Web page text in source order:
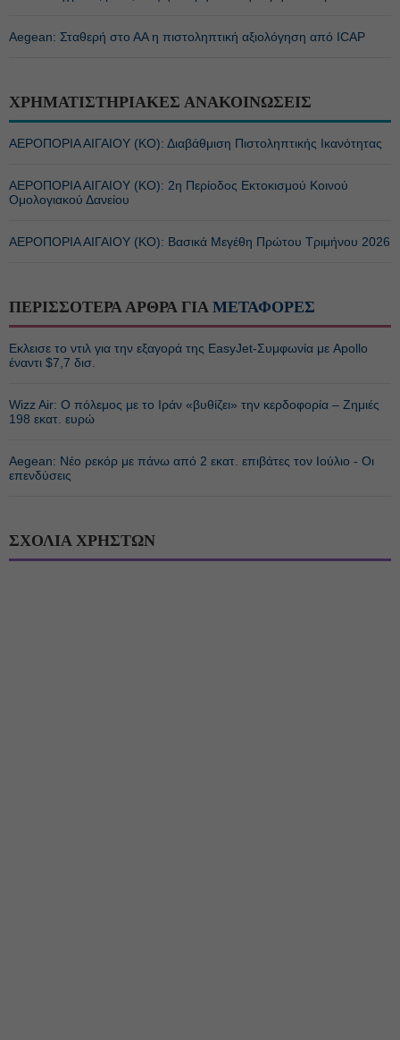
Aegean: Σταθερή στο ΑΑ η πιστοληπτική αξιολόγηση από ICAP
ΧΡΗΜΑΤΙΣΤΗΡΙΑΚΕΣ ΑΝΑΚΟΙΝΩΣΕΙΣ
ΑΕΡΟΠΟΡΙΑ ΑΙΓΑΙΟΥ (ΚΟ): Διαβάθμιση Πιστοληπτικής Ικανότητας
ΑΕΡΟΠΟΡΙΑ ΑΙΓΑΙΟΥ (ΚΟ): 2η Περίοδος Εκτοκισμού Κοινού
Ομολογιακού Δανείου
ΑΕΡΟΠΟΡΙΑ ΑΙΓΑΙΟΥ (ΚΟ): Βασικά Μεγέθη Πρώτου Τριμήνου 2026
ΠΕΡΙΣΣΟΤΕΡΑ ΑΡΘΡΑ ΓΙΑ ΜΕΤΑΦΟΡΕΣ
Εκλεισε το ντιλ για την εξαγορά της EasyJet-Συμφωνία με Apollo
έναντι $7,7 δισ.
Wizz Air: Ο πόλεμος με το Ιράν «βυθίζει» την κερδοφορία – Ζημιές
198 εκατ. ευρώ
Aegean: Νέο ρεκόρ με πάνω από 2 εκατ. επιβάτες τον Ιούλιο - Οι
επενδύσεις
ΣΧΟΛΙΑ ΧΡΗΣΤΩΝ